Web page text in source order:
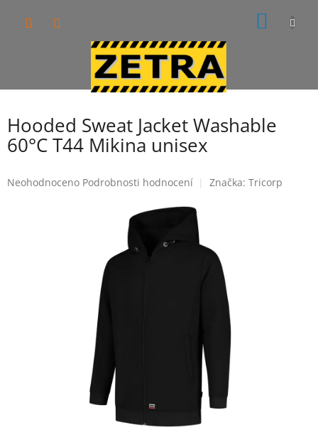
Hooded Sweat Jacket Washable
60°C T44 Mikina unisex
Průměrné
Neohodnoceno Podrobnosti hodnocení Značka: Tricorp